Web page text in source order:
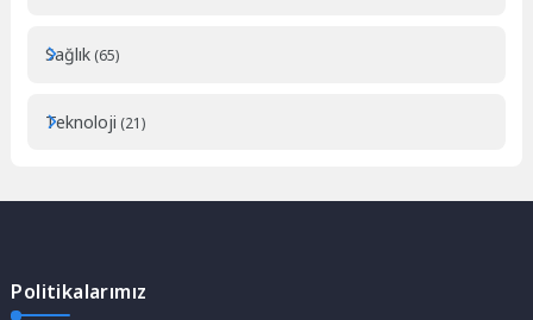
Sağlık (65)
Teknoloji (21)
Politikalarımız